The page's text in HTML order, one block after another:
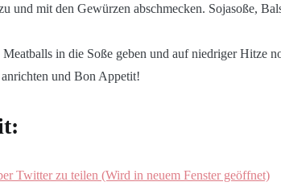
und mit den Gewürzen abschmecken. Sojasoße,
Meatballs in die Soße geben und auf niedriger Hitze
und Bon Appetit!
Twitter zu teilen (Wird in neuem Fenster geöffnet)